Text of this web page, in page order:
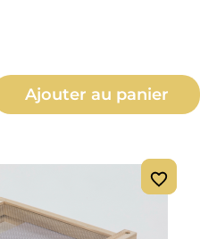
Entrez la
Ajouter au panier